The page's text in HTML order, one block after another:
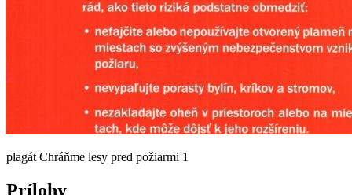
plagát Chráňme lesy pred požiarmi 1
Prílohy